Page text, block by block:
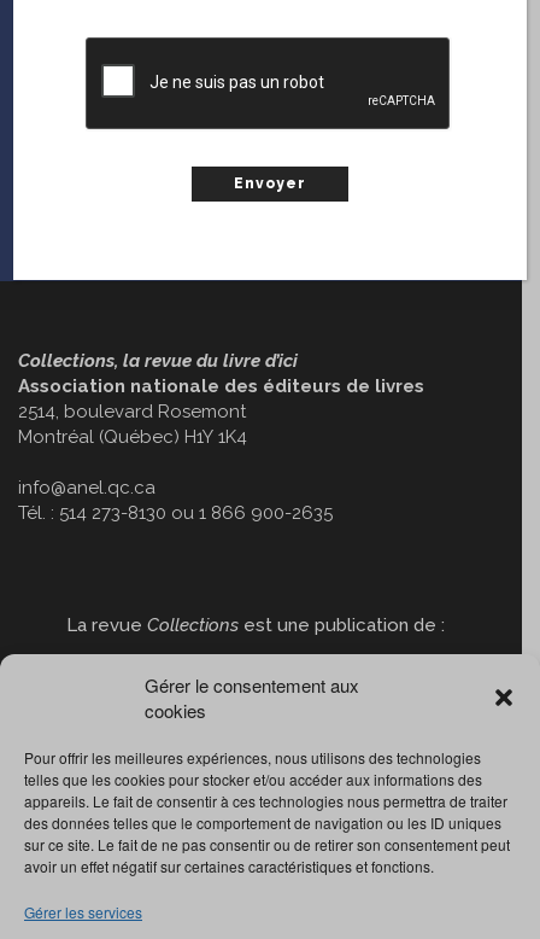
Gérer le consentement aux
cookies
Pour offrir les meilleures expériences, nous utilisons des technologies
telles que les cookies pour stocker et/ou accéder aux informations des
appareils. Le fait de consentir à ces technologies nous permettra de traiter
des données telles que le comportement de navigation ou les ID uniques
sur ce site. Le fait de ne pas consentir ou de retirer son consentement peut
avoir un effet négatif sur certaines caractéristiques et fonctions.
Gérer les services
Collections, la revue du livre d’ici
Association nationale des éditeurs de livres
2514, boulevard Rosemont
Montréal (Québec) H1Y 1K4
info@anel.qc.ca
Tél. : 514 273-8130 ou 1 866 900-2635
La revue Collections est une publication de :